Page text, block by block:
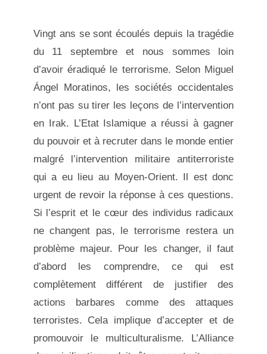
Vingt ans se sont écoulés depuis la tragédie
du 11 septembre et nous sommes loin
d’avoir éradiqué le terrorisme. Selon Miguel
Ángel Moratinos, les sociétés occidentales
n’ont pas su tirer les leçons de l’intervention
en Irak. L’Etat Islamique a réussi à gagner
du pouvoir et à recruter dans le monde entier
malgré l’intervention militaire antiterroriste
qui a eu lieu au Moyen-Orient. Il est donc
urgent de revoir la réponse à ces questions.
Si l’esprit et le cœur des individus radicaux
ne changent pas, le terrorisme restera un
problème majeur. Pour les changer, il faut
d’abord les comprendre, ce qui est
complètement différent de justifier des
actions barbares comme des attaques
terroristes. Cela implique d’accepter et de
promouvoir le multiculturalisme. L’Alliance